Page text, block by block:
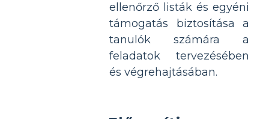
ellenőrző listák és egyéni
támogatás biztosítása a
tanulók számára a
feladatok tervezésében
és végrehajtásában.